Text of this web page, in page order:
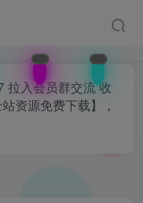
拉入会员群交流 收
资源免费下载】，